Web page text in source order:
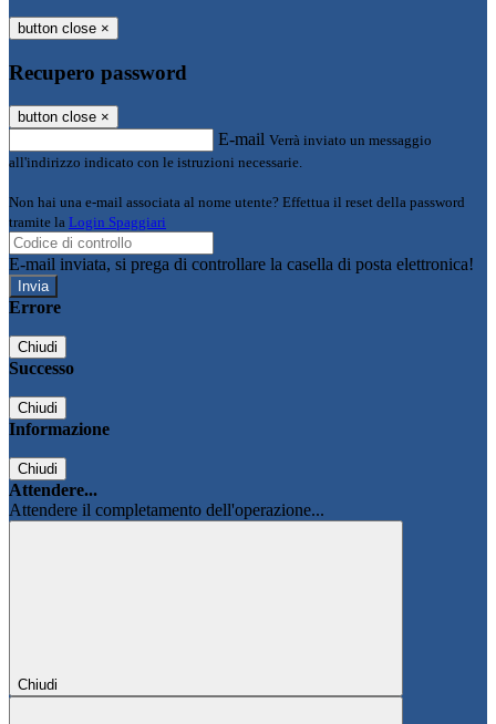
button close ×
Recupero password
button close ×
E-mail Verrà inviato un messaggio
all'indirizzo indicato con le istruzioni necessarie.
Non hai una e-mail associata al nome utente? Effettua il reset della password
tramite la Login Spaggiari
E-mail inviata, si prega di controllare la casella di posta elettronica!
Errore
Chiudi
Successo
Chiudi
Informazione
Chiudi
Attendere...
Attendere il completamento dell'operazione...
Chiudi